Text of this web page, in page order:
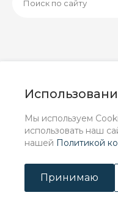
Мы используем
использовать наш
нашей Политикой
Принимаю
информационный